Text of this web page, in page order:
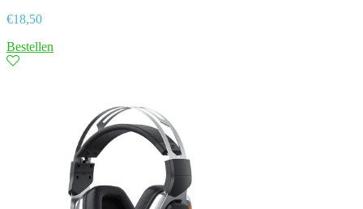
€18,50
Bestellen